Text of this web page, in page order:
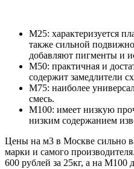
М25: характеризуется
также сильной
добавляют пигменты и
М50: практичная и
содержит замедлители
М75: наиболее
смесь.
М100: имеет низкую
низким содержанием
Цены на м3 в Москве сильно
марки и самого
600 рублей за 25кг, а на М100